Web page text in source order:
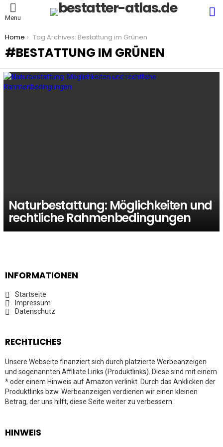
Menu
You are here:
Home Tag Archives: Bestattung im Grünen
BESTATTUNG IM GRÜNEN
LATEST
Naturbestattung: Möglichkeiten und
rechtliche Rahmenbedingungen
INFORMATIONEN
Startseite
Impressum
Datenschutz
RECHTLICHES
Unsere Webseite finanziert sich durch platzierte Werbeanzeigen
und sogenannten Affiliate Links (Produktlinks). Diese sind mit einem
* oder einem Hinweis auf Amazon verlinkt. Durch das Anklicken der
Produktlinks bzw. Werbeanzeigen verdienen wir einen kleinen
Betrag, der uns hilft, diese Seite weiter zu verbessern.
HINWEIS